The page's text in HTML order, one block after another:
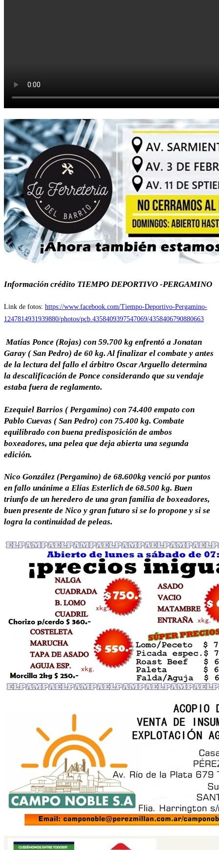
Información crédito TIEMPO DEPORTIVO -PERGAMINO
Link de fotos: https://www.facebook.com/Tiempo-Deportivo-Pergamino-
1247814931939880/photos/pcb.4358409397547069/4358406790880663
Matías Ponce (Rojas) con 59.700 kg enfrentó a Jonatan
Garay ( San Pedro) de 60 kg. Al finalizar el combate y antes
de la lectura del fallo el árbitro Oscar Arguello determina
la descalificación de Ponce considerando que su vendaje
estaba fuera de reglamento.
Ezequiel Barrios ( Pergamino) con 74.400 empato con
Pablo Cuevas ( San Pedro) con 75.400 kg. Combate
equilibrado con buena predisposición de ambos
boxeadores, una pelea que deja abierta una segunda
edición.
Nico González (Pergamino) de 68.600kg venció por puntos
en fallo unánime a Elías Esterlich de 68.500 kg. Buen
triunfo de un heredero de una gran familia de boxeadores,
buen presente de Nico y gran futuro si se lo propone y si se
logra la continuidad de peleas.